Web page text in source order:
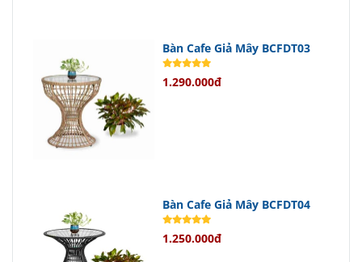
Không chỉ tăng tính thẩm mỹ cho
phòng ngủ của bạn,
NTGD61còn có độ bền cao giúp tiết
kiệm chi phí thay thế trong tương lai.
thông minh cho ngôi nhà của bạn.
Chính sách bán hàng hấp dẫn
Bàn Cafe Giả Mây BCFDT03
1.290.000đ
Bàn Cafe Giả Mây BCFDT04
1.250.000đ